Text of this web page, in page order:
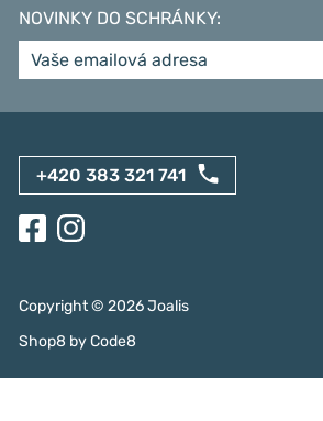
NOVINKY DO SCHRÁNKY:
+420 383 321 741
Copyright © 2026Joalis
Shop8 byCode8